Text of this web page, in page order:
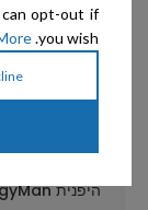
היפנית DoggyMan לבנה
opt-out if
you wish.